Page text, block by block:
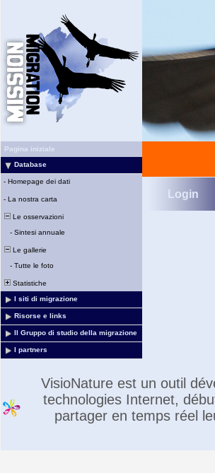
Pagina iniziale
Database
- Homepage dei dati
- La nostra carta
Le osservazioni
- Sintesi annuale
Le gallerie
- Tutte le foto
Statistiche
I siti di migrazione
Risorse e links
Il Gruppo di studio della migrazione
I partners
Login
VisioNature est un outil
technologies Internet,
partager en temps réel